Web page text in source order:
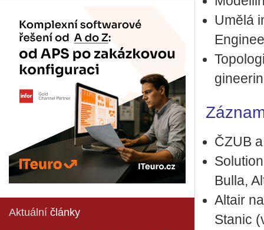
Aktuální články
Umělá
ČZUB
Bulla,
Al­tair
Sta­nic